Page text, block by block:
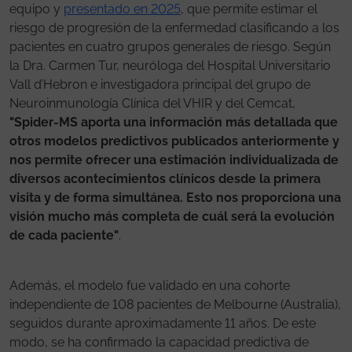
equipo y presentado en 2025, que permite estimar el
riesgo de progresión de la enfermedad clasificando a los
pacientes en cuatro grupos generales de riesgo. Según
la Dra. Carmen Tur, neuróloga del Hospital Universitario
Vall d’Hebron e investigadora principal del grupo de
Neuroinmunología Clínica del VHIR y del Cemcat,
"Spider-MS aporta una información más detallada que
otros modelos predictivos publicados anteriormente y
nos permite ofrecer una estimación individualizada de
diversos acontecimientos clínicos desde la primera
visita y de forma simultánea. Esto nos proporciona una
visión mucho más completa de cuál será la evolución
de cada paciente".
Además, el modelo fue validado en una cohorte
independiente de 108 pacientes de Melbourne (Australia),
seguidos durante aproximadamente 11 años. De este
modo, se ha confirmado la capacidad predictiva de